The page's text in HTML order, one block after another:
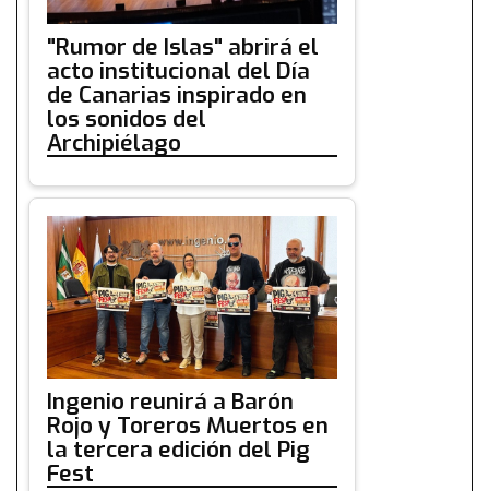
"Rumor de Islas" abrirá el
acto institucional del Día
de Canarias inspirado en
los sonidos del
Archipiélago
Ingenio reunirá a Barón
Rojo y Toreros Muertos en
la tercera edición del Pig
Fest